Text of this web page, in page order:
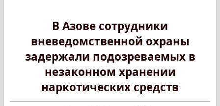
В Азове сотрудники
вневедомственной охраны
задержали подозреваемых в
незаконном хранении
наркотических средств